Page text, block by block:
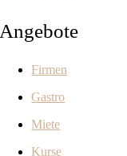
Angebote
Firmen
Gastro
Miete
Kurse